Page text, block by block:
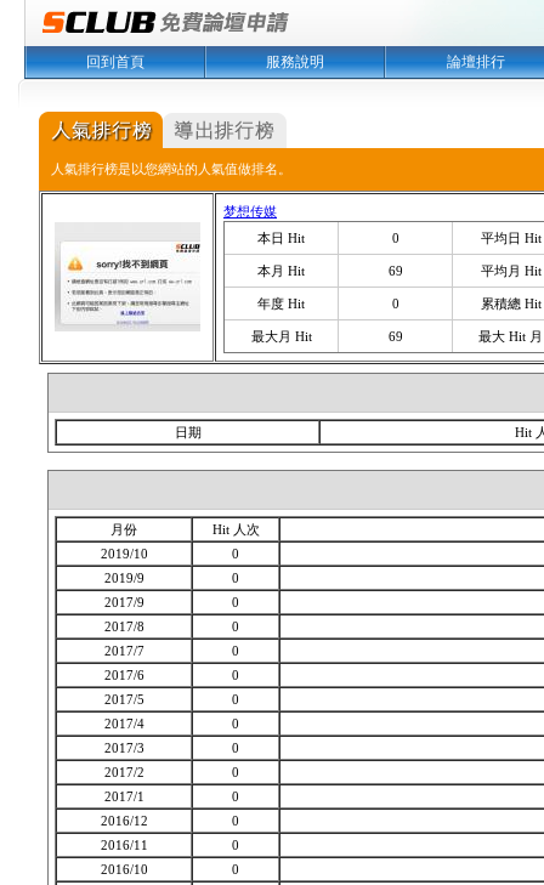
回到首頁 服務說明 論壇排行
人氣排行榜是以您網站的人氣值做排名。
梦想传媒
本日 Hit
0 平均日 Hit
本月 Hit 69 平均月 Hit
年度 Hit 0 累積總 Hit
最大月 Hit 69 最大 Hit 月
日期 Hit
月份
Hit 人次
2019/10
0
2019/9
0
2017/9
0
2017/8
0
2017/7
0
2017/6
0
2017/5
0
2017/4
0
2017/3
0
2017/2
0
2017/1
0
2016/12
0
2016/11
0
2016/10
0